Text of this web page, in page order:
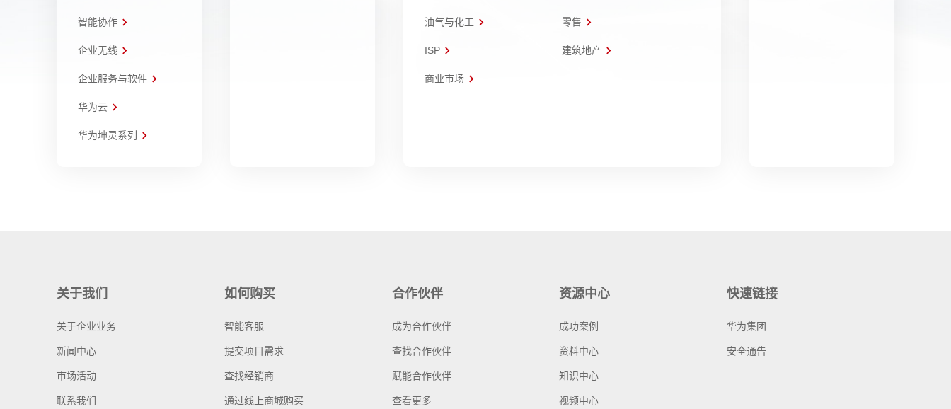
智能协作
企业无线
企业服务与软件
华为云
华为坤灵系列
油气与化工 零售
ISP 建筑地产
商业市场
关于我们
关于企业业务
新闻中心
市场活动
联系我们
如何购买
智能客服
提交项目需求
查找经销商
通过线上商城购买
合作伙伴
成为合作伙伴
查找合作伙伴
赋能合作伙伴
查看更多
资源中心
成功案例
资料中心
知识中心
视频中心
快速链接
华为集团
安全通告